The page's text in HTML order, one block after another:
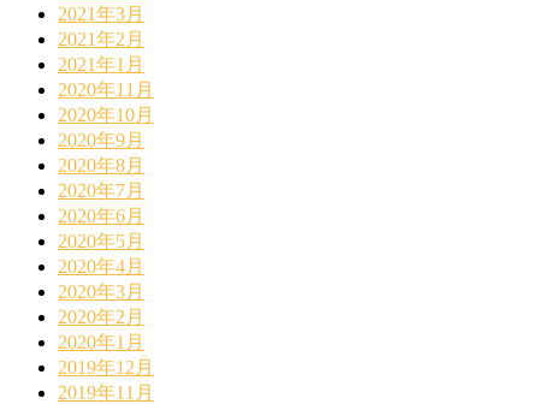
2021年3月
2021年2月
2021年1月
2020年11月
2020年10月
2020年9月
2020年8月
2020年7月
2020年6月
2020年5月
2020年4月
2020年3月
2020年2月
2020年1月
2019年12月
2019年11月